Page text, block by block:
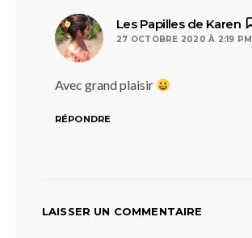
Les Papilles de Karen
27 OCTOBRE 2020 À 2:19 PM
Avec grand plaisir
RÉPONDRE
LAISSER UN COMMENTAIRE